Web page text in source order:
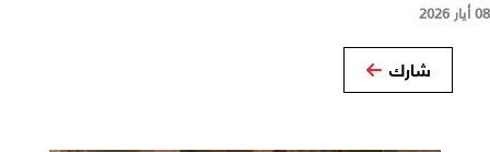
08 أيار 2026
شارك